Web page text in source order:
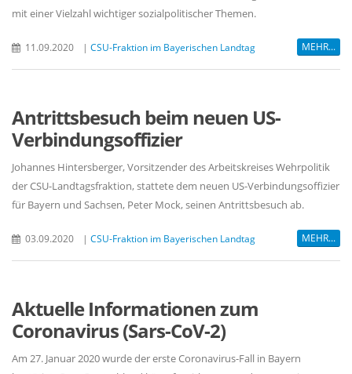
mit einer Vielzahl wichtiger sozialpolitischer Themen.
11.09.2020 | CSU-Fraktion im Bayerischen Landtag MEHR...
Antrittsbesuch beim neuen US-
Verbindungsoffizier
Johannes Hintersberger, Vorsitzender des Arbeitskreises Wehrpolitik
der CSU-Landtagsfraktion, stattete dem neuen US-Verbindungsoffizier
für Bayern und Sachsen, Peter Mock, seinen Antrittsbesuch ab.
03.09.2020 | CSU-Fraktion im Bayerischen Landtag MEHR...
Aktuelle Informationen zum
Coronavirus (Sars-CoV-2)
Am 27. Januar 2020 wurde der erste Coronavirus-Fall in Bayern